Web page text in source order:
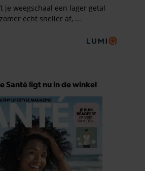
Santé ligt nu in de winkel